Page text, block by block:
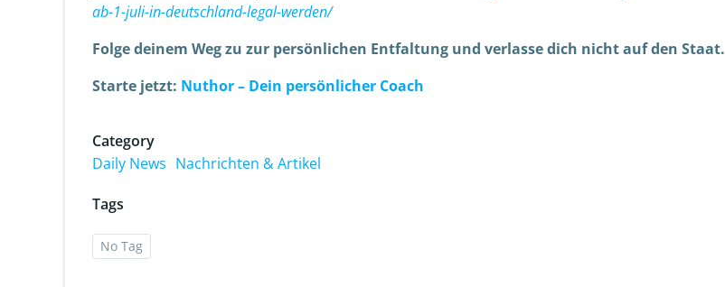
ab-1-juli-in-deutschland-legal-werden/
Folge deinem Weg zu zur persönlichen Entfaltung und verlasse dich nicht auf den Staat.
Starte jetzt: Nuthor – Dein persönlicher Coach
Category
Daily News Nachrichten & Artikel
Tags
No Tag